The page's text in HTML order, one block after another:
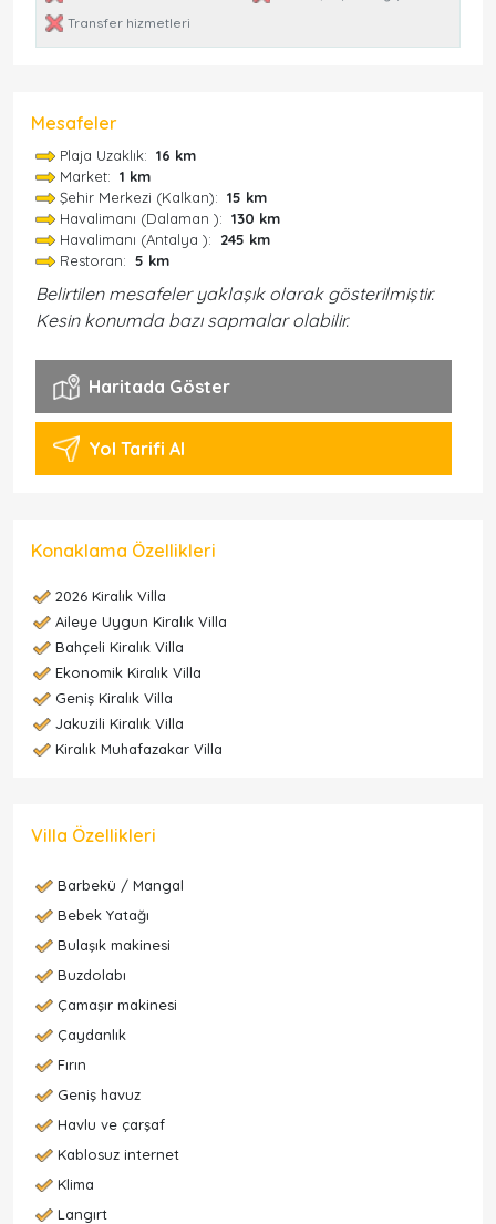
Transfer hizmetleri
Mesafeler
Plaja Uzaklık: 16 km
Market: 1 km
Şehir Merkezi (Kalkan): 15 km
Havalimanı (Dalaman ): 130 km
Havalimanı (Antalya ): 245 km
Restoran: 5 km
Belirtilen mesafeler yaklaşık olarak gösterilmiştir.
Kesin konumda bazı sapmalar olabilir.
Haritada Göster
Yol Tarifi Al
Konaklama Özellikleri
2026 Kiralık Villa
Aileye Uygun Kiralık Villa
Bahçeli Kiralık Villa
Ekonomik Kiralık Villa
Geniş Kiralık Villa
Jakuzili Kiralık Villa
Kiralık Muhafazakar Villa
Villa Özellikleri
Barbekü / Mangal
Bebek Yatağı
Bulaşık makinesi
Buzdolabı
Çamaşır makinesi
Çaydanlık
Fırın
Geniş havuz
Havlu ve çarşaf
Kablosuz internet
Klima
Langırt